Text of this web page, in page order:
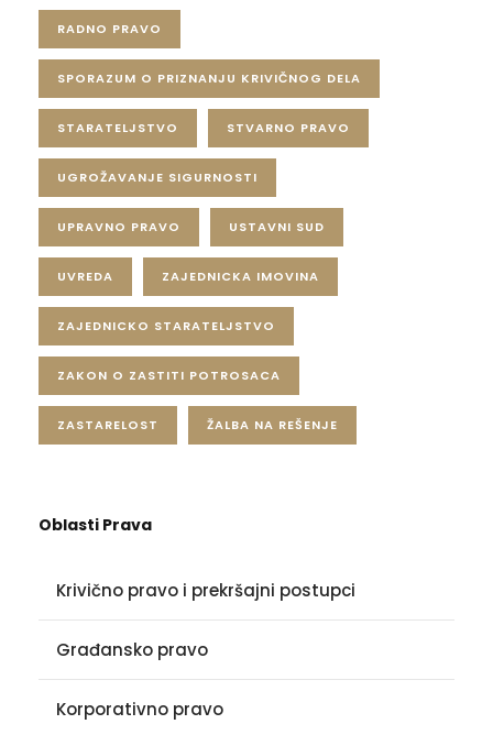
RADNO PRAVO
SPORAZUM O PRIZNANJU KRIVIČNOG DELA
STARATELJSTVO STVARNO PRAVO
UGROŽAVANJE SIGURNOSTI
UPRAVNO PRAVO USTAVNI SUD
UVREDA ZAJEDNICKA IMOVINA
ZAJEDNICKO STARATELJSTVO
ZAKON O ZASTITI POTROSACA
ZASTARELOST ŽALBA NA REŠENJE
Oblasti Prava
Krivično pravo i prekršajni postupci
Građansko pravo
Korporativno pravo